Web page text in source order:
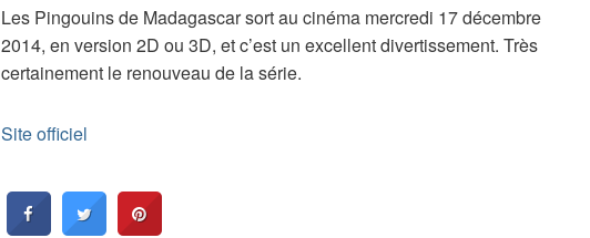
Les Pingouins de Madagascar sort au cinéma mercredi 17 décembre
2014, en version 2D ou 3D, et c’est un excellent divertissement. Très
certainement le renouveau de la série.
Site officiel